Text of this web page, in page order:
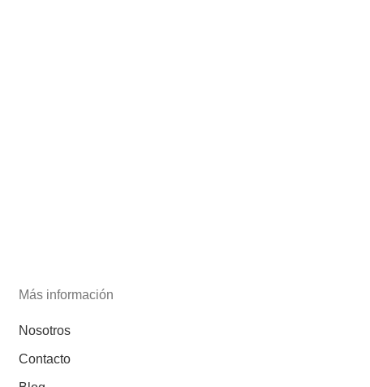
Más información
Nosotros
Contacto